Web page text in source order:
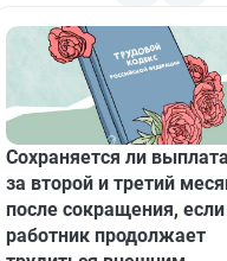
Сохраняется ли
за второй и третий
после сокращения, если
работник продолжает